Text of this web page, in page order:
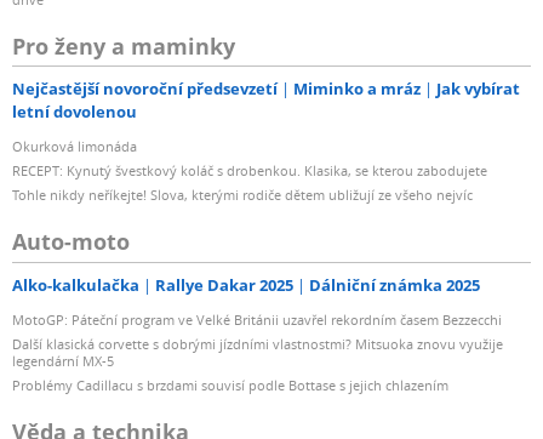
Pro ženy a maminky
Nejčastější novoroční předsevzetí Miminko a mráz
Jak vybírat
letní dovolenou
Okurková limonáda
RECEPT: Kynutý švestkový koláč s drobenkou. Klasika, se kterou zabodujete
Tohle nikdy neříkejte! Slova, kterými rodiče dětem ubližují ze všeho nejvíc
Auto-moto
Alko-kalkulačka Rallye Dakar 2025 Dálniční známka 2025
MotoGP: Páteční program ve Velké Británii uzavřel rekordním časem Bezzecchi
Další klasická corvette s dobrými jízdními vlastnostmi? Mitsuoka znovu využije
legendární MX-5
Problémy Cadillacu s brzdami souvisí podle Bottase s jejich chlazením
Věda a technika